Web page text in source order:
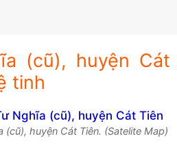
(cũ), huyện Cát
tinh
(cũ), huyện Cát Tiên. (Satelite Map)